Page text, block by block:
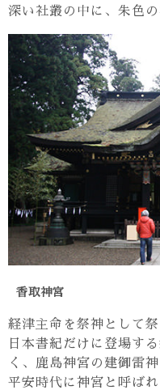
深い社叢の中に、朱色
香取神宮
経津主命を祭神として祭
日本書紀だけに登場す
く、鹿島神宮の建御雷
平安時代に神宮と呼ば